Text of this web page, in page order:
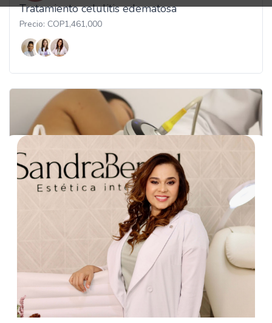
Tratamiento celulitis edematosa
Precio: COP1,461,000
TCC
Tratamiento celulitis compacta